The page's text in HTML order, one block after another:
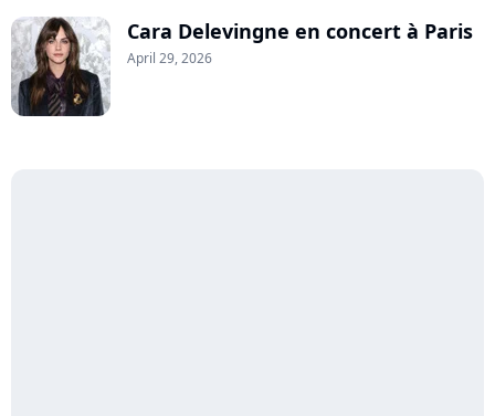
Cara Delevingne en concert à Paris
April 29, 2026